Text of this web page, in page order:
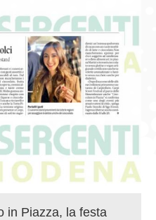
in Piazza, la festa